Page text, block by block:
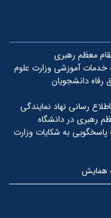
معظم رهبری
خدمات آموزشی وزارت علوم
رفاه دانشجویان
اطلاع رسانی نهاد نمایندگی
رهبری در دانشگاه
پاسخگویی به شکایات وزارت
همایش